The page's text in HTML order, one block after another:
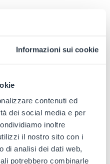
Informazioni sui cookie
contenuti ed
dei social media e per
inoltre
il nostro sito con i
di analisi dei dati web,
potrebbero combinarle